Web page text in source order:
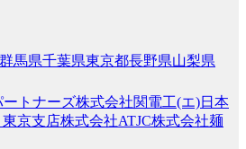
群馬県千葉県東京都長野県山梨県
トナーズ株式会社関電工(エ)日本
京支店株式会社ATJC株式会社麺